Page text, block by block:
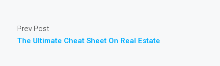
Prev Post
The Ultimate Cheat Sheet On Real Estate